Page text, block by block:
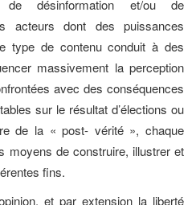
désinformation et/ou de
acteurs dont des puissances
type de contenu conduit à des
massivement la perception
avec des conséquences
sur le résultat d’élections ou
de la « post- vérité », chaque
moyens de construire, illustrer et
fins.
et par extension la liberté